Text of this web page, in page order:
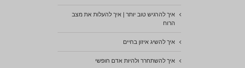
איך להרגיש טוב יותר | איך להעלות את מצב
הרוח
איך להשיג איזון בחיים
איך להשתחרר ולהיות אדם חופשי